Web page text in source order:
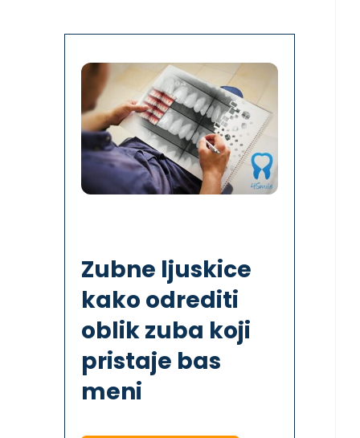
Zubne ljuskice
kako odrediti
oblik zuba koji
pristaje bas
meni